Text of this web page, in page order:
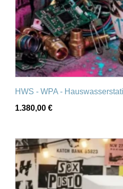
HWS - WPA -
1.380,00 €